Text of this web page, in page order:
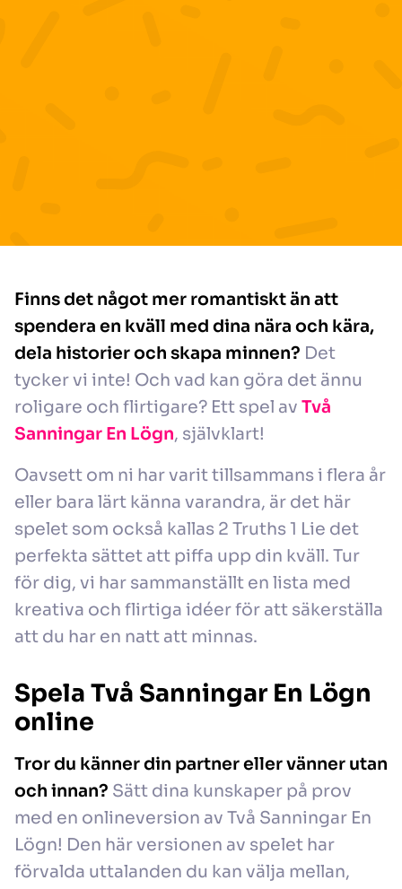
Finns det något mer romantiskt än att
spendera en kväll med dina nära och kära,
dela historier och skapa minnen? Det
tycker vi inte! Och vad kan göra det ännu
roligare och flirtigare? Ett spel av Två
Sanningar En Lögn, självklart!
Oavsett om ni har varit tillsammans i flera år
eller bara lärt känna varandra, är det här
spelet som också kallas 2 Truths 1 Lie det
perfekta sättet att piffa upp din kväll. Tur
för dig, vi har sammanställt en lista med
kreativa och flirtiga idéer för att säkerställa
att du har en natt att minnas.
Spela Två Sanningar En Lögn
online
Tror du känner din partner eller vänner utan
och innan? Sätt dina kunskaper på prov
med en onlineversion av Två Sanningar En
Lögn! Den här versionen av spelet har
förvalda uttalanden du kan välja mellan,